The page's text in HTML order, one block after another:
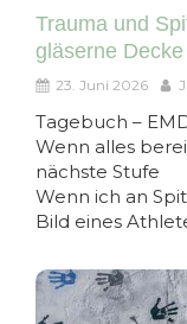
Trauma und
gläserne
23. Juni 2026
Tagebuch –
Wenn alles
nächste Stufe
Wenn ich an
Bild eines